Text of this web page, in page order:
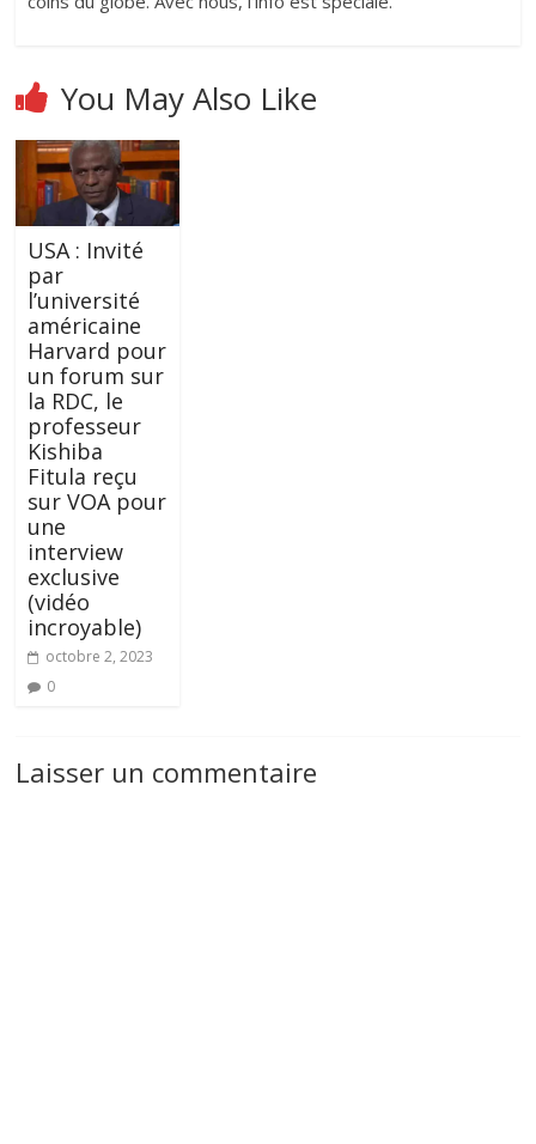
You May Also Like
USA : Invité
par
l’université
américaine
Harvard pour
un forum sur
la RDC, le
professeur
Kishiba
Fitula reçu
sur VOA pour
une
interview
exclusive
(vidéo
incroyable)
octobre 2, 2023
0
Laisser un commentaire